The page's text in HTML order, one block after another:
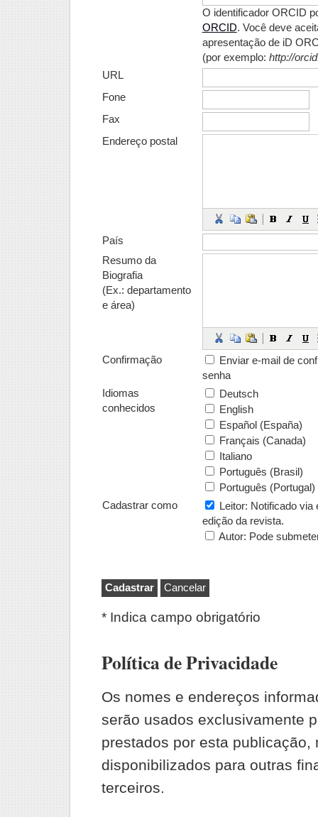
O identificador ORCID
ORCID. Você deve
apresentação de iD
(por exemplo: http://
URL
Fone
Fax
Endereço postal
País
Resumo da
Biografia
(Ex.: departamento
e área)
Confirmação
Enviar e-mail de
senha
Idiomas
conhecidos
Deutsch
English
Español (España)
Français (Canada)
Italiano
Português (Brasil)
Português (Portugal)
Cadastrar como
Leitor: Notificado via
edição da revista.
Autor: Pode
* Indica campo obrigatório
Política de Privacidade
Os nomes e endereços
serão usados exclusivamente
prestados por esta publicação,
disponibilizados para outras
terceiros.